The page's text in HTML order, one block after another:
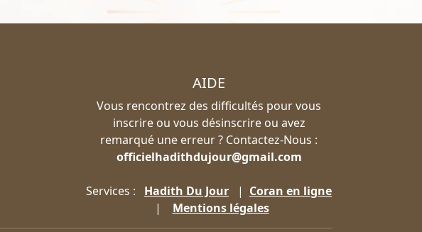
AIDE
Vous rencontrez des difficultés pour vous
inscrire ou vous désinscrire ou avez
remarqué une erreur ? Contactez-Nous :
officielhadithdujour@gmail.com
Services : Hadith Du Jour | Coran en ligne
| Mentions légales